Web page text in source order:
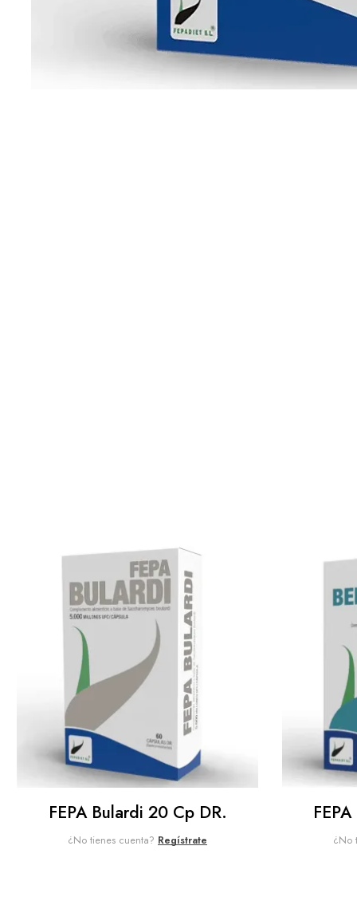
FEPA Bulardi 20 Cp DR.
¿No tienes cuenta? Regístrate ¿No